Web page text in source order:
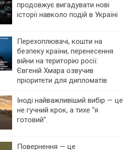
продовжує вигадувати нові
історії навколо подій в Україні
Перехоплювачі, кошти на
безпеку країни, перенесення
війни на територію росії:
Євгеній Хмара озвучив
пріоритети для дипломатів
Іноді найважливіший вибір — це
не гучний крок, а тихе “я
готовий”.
Повернення — це